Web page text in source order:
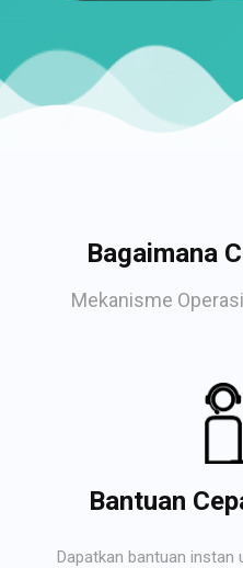
Bagaimana
Mekanisme
Bantuan
Dapatkan bantuan instan